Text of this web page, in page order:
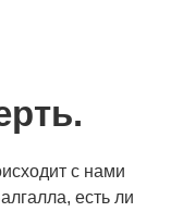
с нами
есть ли